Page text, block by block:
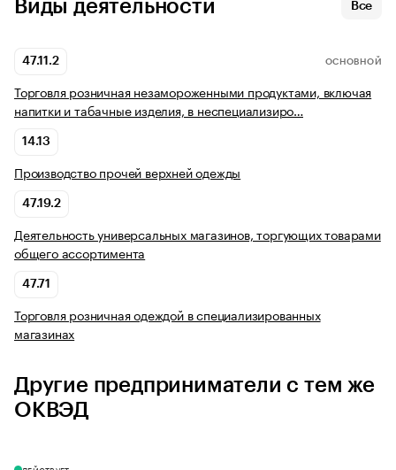
Виды деятельности Все
47.11.2 ОСНОВНОЙ
Торговля розничная незамороженными продуктами, включая
напитки и табачные изделия, в неспециализиро…
14.13
Производство прочей верхней одежды
47.19.2
Деятельность универсальных магазинов, торгующих товарами
общего ассортимента
47.71
Торговля розничная одеждой в специализированных
магазинах
Другие предприниматели с тем же
ОКВЭД